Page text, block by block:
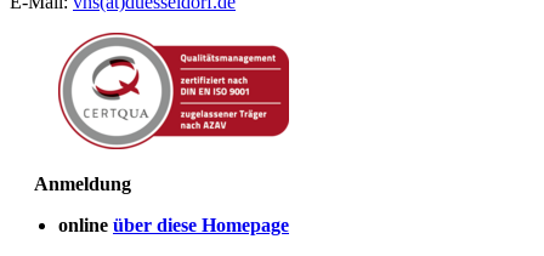
Anmeldung
online über diese Homepage